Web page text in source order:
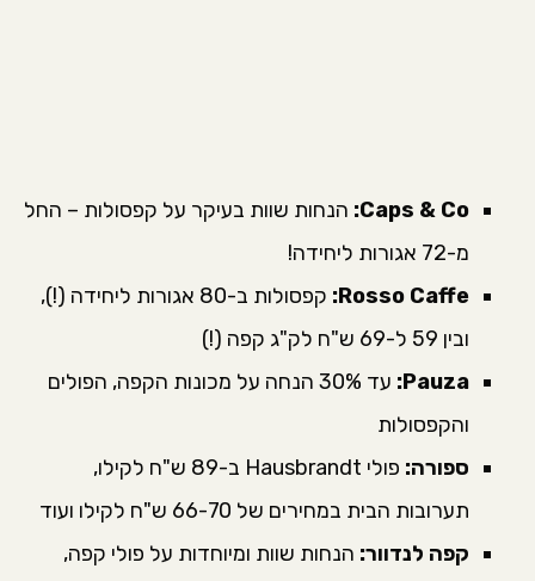
Caps & Co: הנחות שוות בעיקר על קפסולות – החל
מ-72 אגורות ליחידה!
Rosso Caffe:
קפסולות ב-80 אגורות ליחידה (!),
ובין 59 ל-69 ש"ח לק"ג קפה (!)
Pauza:
עד 30% הנחה על מכונות הקפה, הפולים
והקפסולות
ספורה:
פולי Hausbrandt ב-89 ש"ח לקילו,
תערובות הבית במחירים של 66-70 ש"ח לקילו ועוד
קפה לנדוור: הנחות שוות ומיוחדות על פולי קפה,